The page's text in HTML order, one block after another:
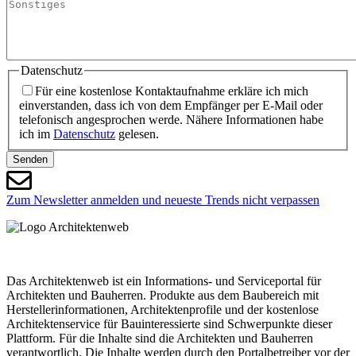
Datenschutz
Für eine kostenlose Kontaktaufnahme erkläre ich mich
einverstanden, dass ich von dem Empfänger per E-Mail oder
telefonisch angesprochen werde. Nähere Informationen habe
ich im Datenschutz gelesen.
Senden
Zum Newsletter anmelden und neueste Trends nicht verpassen
Das Architektenweb ist ein Informations- und Serviceportal für
Architekten und Bauherren. Produkte aus dem Baubereich mit
Herstellerinformationen, Architektenprofile und der kostenlose
Architektenservice für Bauinteressierte sind Schwerpunkte dieser
Plattform. Für die Inhalte sind die Architekten und Bauherren
verantwortlich. Die Inhalte werden durch den Portalbetreiber vor der